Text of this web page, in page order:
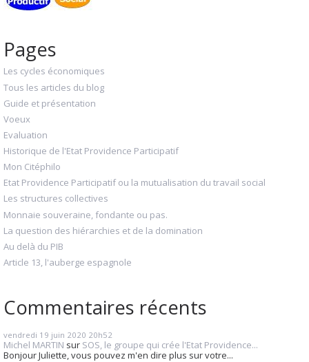
Pages
Les cycles économiques
Tous les articles du blog
Guide et présentation
Voeux
Evaluation
Historique de l'Etat Providence Participatif
Mon Citéphilo
Etat Providence Participatif ou la mutualisation du travail social
Les structures collectives
Monnaie souveraine, fondante ou pas.
La question des hiérarchies et de la domination
Au delà du PIB
Article 13, l'auberge espagnole
Commentaires récents
vendredi 19 juin 2020 20h52
Michel MARTIN sur SOS, le groupe qui crée l'Etat Providence...
Bonjour Juliette, vous pouvez m'en dire plus sur votre...